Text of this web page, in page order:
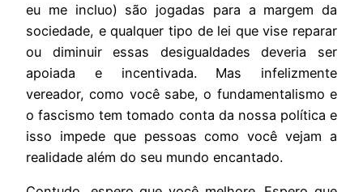
eu me incluo) são jogadas para a margem da
sociedade, e qualquer tipo de lei que vise reparar
ou diminuir essas desigualdades deveria ser
apoiada e incentivada. Mas infelizmente
vereador, como você sabe, o fundamentalismo e
o fascismo tem tomado conta da nossa política e
isso impede que pessoas como você vejam a
realidade além do seu mundo encantado.